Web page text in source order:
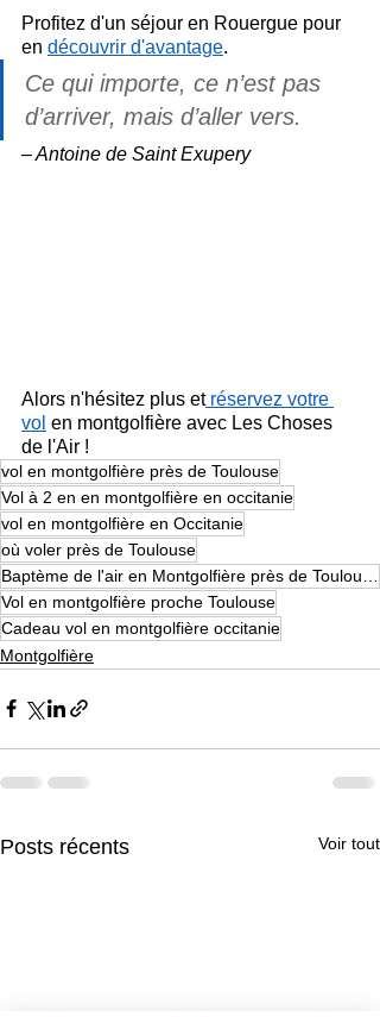
Profitez d'un séjour en Rouergue pour
en découvrir d'avantage.
Ce qui importe, ce n’est pas
d’arriver, mais d’aller vers.
– Antoine de Saint Exupery
Alors n'hésitez plus et réservez votre
vol en montgolfière avec Les Choses
de l'Air !
vol en montgolfière près de Toulouse
Vol à 2 en en montgolfière en occitanie
vol en montgolfière en Occitanie
où voler près de Toulouse
Vol en montgolfière proche Toulouse
Cadeau vol en montgolfière occitanie
Montgolfière
Posts récents Voir tout